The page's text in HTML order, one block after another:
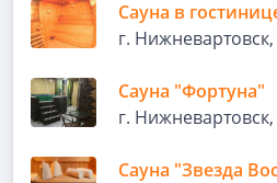
Сауна в
г.
Сауна "Фортуна"
г.
Сауна "Звезда